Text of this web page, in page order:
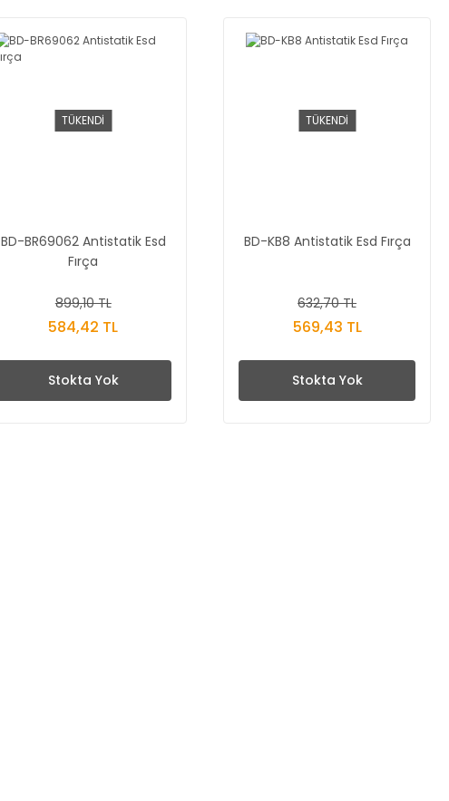
TÜKENDİ
BD-BR69062 Antistatik Esd
Fırça
899,10 TL
584,42 TL
Stokta Yok
TÜKENDİ
BD-KB8 Antistatik Esd Fırça
632,70 TL
569,43 TL
Stokta Yok